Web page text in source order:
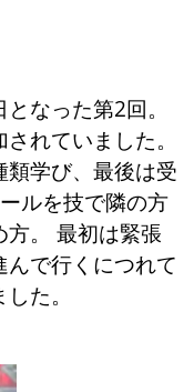
なった第2回。
れていました。
類学び、最後は受
ルを技で隣の方
方。 最初は緊張
で行くにつれて
た。